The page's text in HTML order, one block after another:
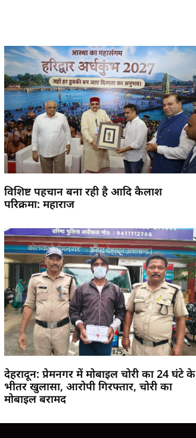
विशिष्ट पहचान बना रही है आदि कैलाश
परिक्रमा: महाराज
देहरादून: प्रेमनगर में मोबाइल चोरी का 24 घंटे के
भीतर खुलासा, आरोपी गिरफ्तार, चोरी का
मोबाइल बरामद